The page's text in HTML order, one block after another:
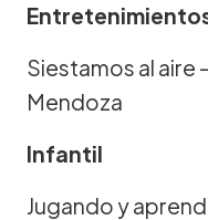
Siestamos al aire
Mendoza
Infantil
Jugando y